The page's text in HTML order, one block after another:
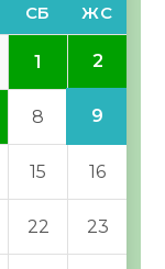
СБ ЖС
1 2
8 9
15 16
22 23